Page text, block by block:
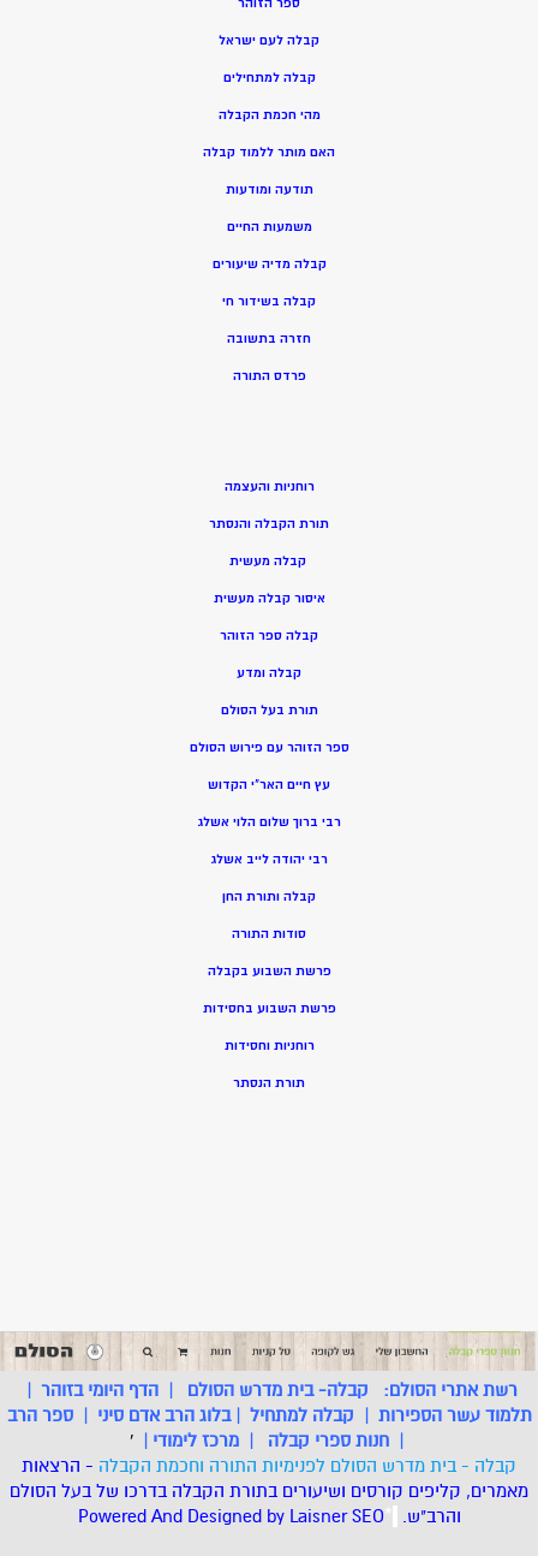
קבלה לעם ישראל
קבלה למתחילים
מהי חכמת הקבלה
האם מותר ללמוד קבלה
תודעה ומודעות
משמעות החיים
קבלה מדיה שיעורים
קבלה בשידור חי
חזרה בתשובה
פרדס התורה
רוחניות והעצמה
תורת הקבלה והנסתר
קבלה מעשית
איסור קבלה מעשית
קבלה ספר הזוהר
קבלה ומדע
תורת בעל הסולם
ספר הזוהר עם פירוש הסולם
עץ חיים האר”י הקדוש
רבי ברוך שלום הלוי אשלג
רבי יהודה לייב אשלג
קבלה ותורת החן
סודות התורה
פרשת השבוע בקבלה
פרשת השבוע בחסידות
רוחניות וחסידות
תורת הנסתר
רשת אתרי הסולם: קבלה- בית מדרש הסולם |הדף היומי בזוהר |
תלמוד עשר הספירות | קבלה למתחיל |בלוג הרב אדם סיני |ספר הרב
| חנות ספרי קבלה | מרכז לימודי |
'
קבלה - בית מדרש הסולם לפנימיות התורה וחכמת הקבלה - הרצאות
מאמרים, קליפים קורסים ושיעורים בתורת הקבלה בדרכו של בעל הסולם
והרב"ש. *
Powered And Designed by LaisnerSEO